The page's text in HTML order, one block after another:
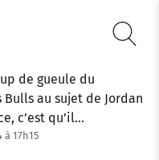
de gueule du
au sujet de Jordan
c’est qu’il…
à 17h15